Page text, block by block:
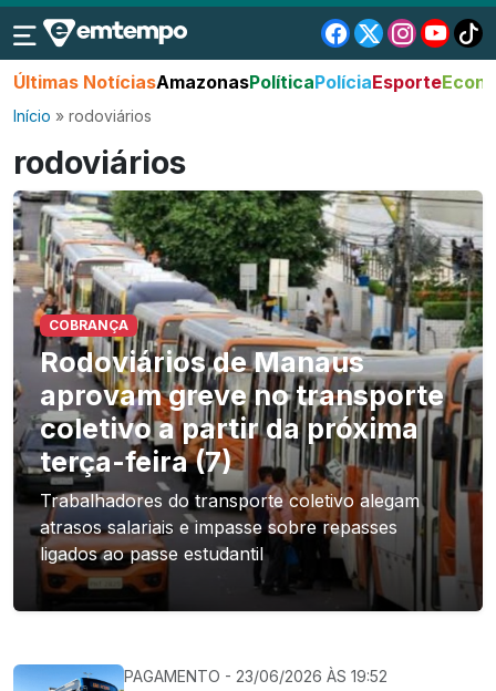
Últimas NotíciasAmazonasPolíticaPolíciaEsporte
Início » rodoviários
rodoviários
COBRANÇA
Rodoviários de Manaus
aprovam greve no transporte
coletivo a partir da próxima
terça-feira (7)
Trabalhadores do transporte coletivo alegam
atrasos salariais e impasse sobre repasses
ligados ao passe estudantil
PAGAMENTO - 23/06/2026 ÀS 19:52